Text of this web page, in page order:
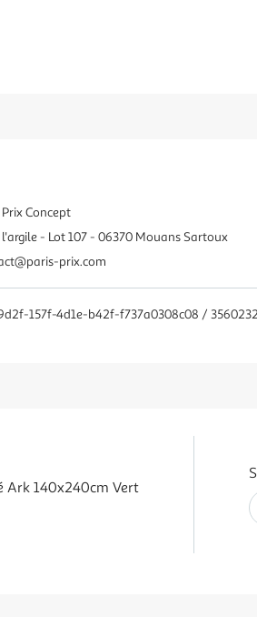
Prix Concept
l'argile - Lot 107 - 06370 Mouans Sartoux
prix.com
157f-4d1e-b42f-f737a0308c08 /
Ark 140x240cm Vert